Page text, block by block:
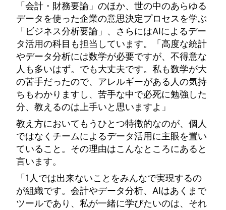
「会計・財務要論」のほか、世の中のあらゆる
データを使った企業の意思決定プロセスを学ぶ
「ビジネス分析要論」、さらにはAIによるデー
タ活用の科目も担当しています。「高度な統計
やデータ分析には数学が必要ですが、不得意な
人も多いはず。でも大丈夫です。私も数学が大
の苦手だったので、アレルギーがある人の気持
ちもわかりますし、苦手な中で必死に勉強した
分、教えるのは上手いと思いますよ」
教え方においてもうひとつ特徴的なのが、個人
ではなくチームによるデータ活用に主眼を置い
ていること。その理由はこんなところにあると
言います。
「1人では出来ないことをみんなで実現するの
が組織です。会計やデータ分析、AIはあくまで
ツールであり、私が一緒に学びたいのは、それ